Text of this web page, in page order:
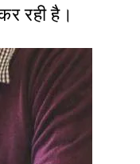
रही है।